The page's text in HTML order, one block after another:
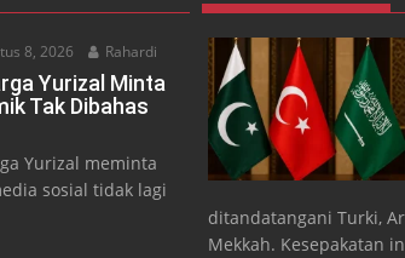
8, 2026 Rahardi
Yurizal Minta
Tak Dibahas
Yurizal meminta
sosial tidak lagi
ditandatangani Turki,
Mekkah. Kesepakatan